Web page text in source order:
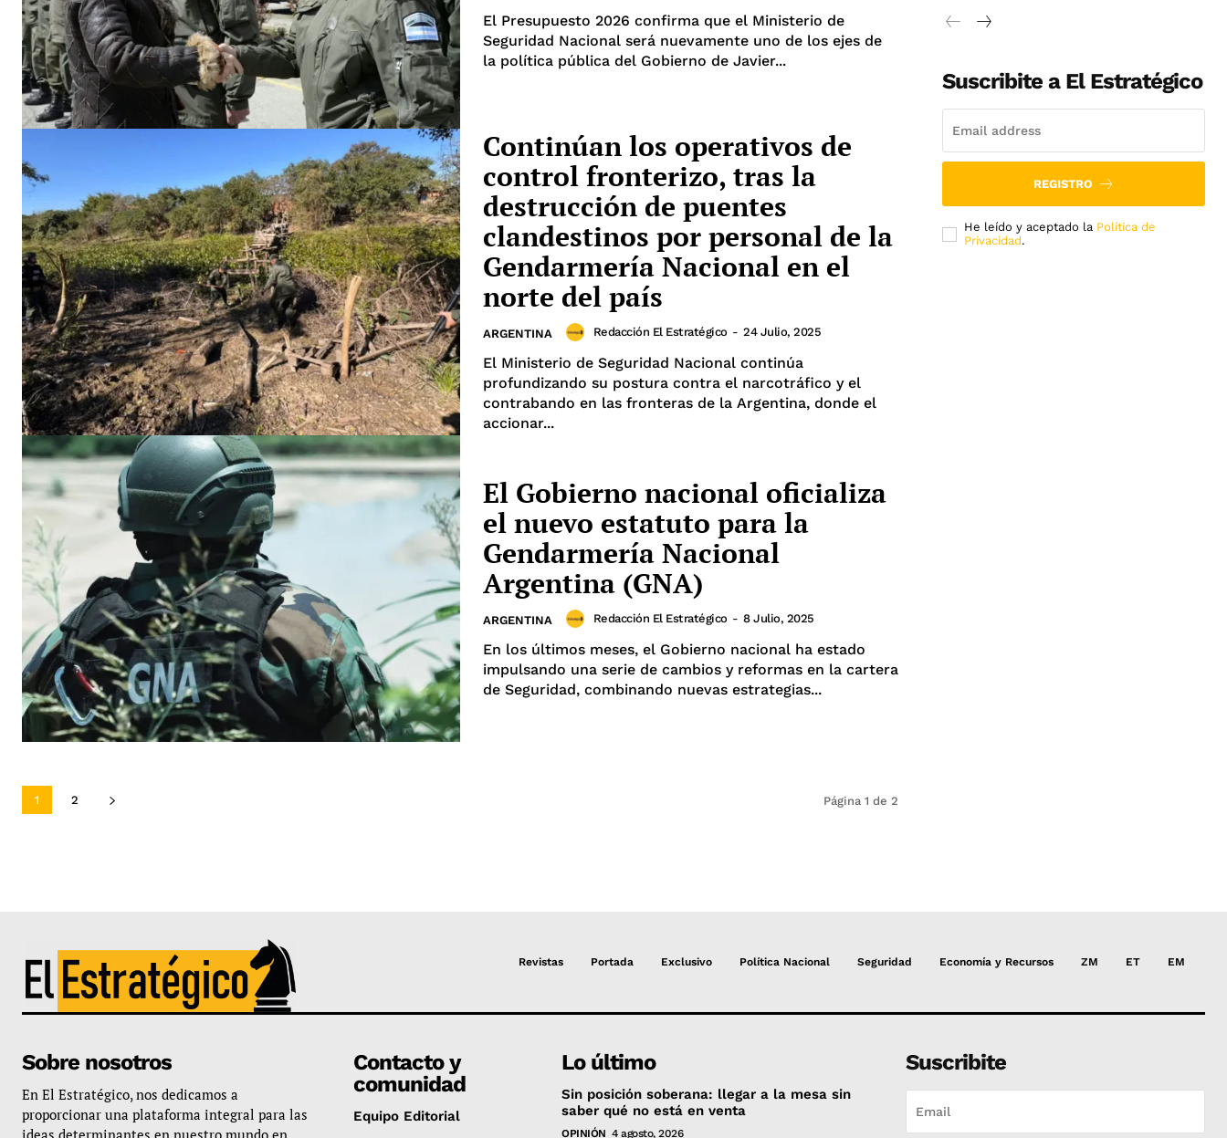
El Presupuesto 2026 confirma que el Ministerio de
Seguridad Nacional será nuevamente uno de los ejes de
la política pública del Gobierno de Javier...
Continúan los operativos de
control fronterizo, tras la
destrucción de puentes
clandestinos por personal de la
Gendarmería Nacional en el
norte del país
ARGENTINA Redacción El Estratégico - 24 Julio, 2025
El Ministerio de Seguridad Nacional continúa
profundizando su postura contra el narcotráfico y el
contrabando en las fronteras de la Argentina, donde el
accionar...
El Gobierno nacional oficializa
el nuevo estatuto para la
Gendarmería Nacional
Argentina (GNA)
ARGENTINA Redacción El Estratégico - 8 Julio, 2025
En los últimos meses, el Gobierno nacional ha estado
impulsando una serie de cambios y reformas en la cartera
de Seguridad, combinando nuevas estrategias...
1 2 Página 1 de 2
Suscribite a El Estratégico
REGISTRO
He leído y aceptado la Política de
Privacidad.
Revistas Portada Exclusivo Política Nacional Seguridad Economía y Recursos ZM ET EM
Sobre nosotros
En El Estratégico, nos dedicamos a
proporcionar una plataforma integral para las
Contacto y
comunidad
Equipo Editorial
Lo último
Sin posición soberana: llegar a la mesa sin
saber qué no está en venta
OPINIÓN 4 agosto, 2026
Suscribite